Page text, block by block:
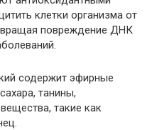
клетки организма от
повреждение ДНК
содержит эфирные
танины,
такие как